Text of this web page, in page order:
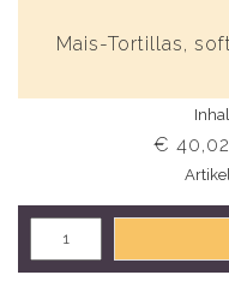
Mais-Tortillas,
€ 40,02